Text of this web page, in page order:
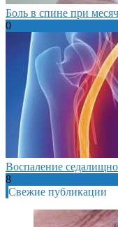
Боль в спине при
0
Воспаление
8
Свежие публикации